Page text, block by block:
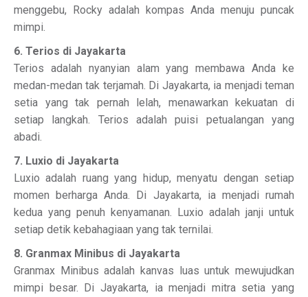
menggebu, Rocky adalah kompas Anda menuju puncak
mimpi.
6. Terios di Jayakarta
Terios adalah nyanyian alam yang membawa Anda ke
medan-medan tak terjamah. Di Jayakarta, ia menjadi teman
setia yang tak pernah lelah, menawarkan kekuatan di
setiap langkah. Terios adalah puisi petualangan yang
abadi.
7. Luxio di Jayakarta
Luxio adalah ruang yang hidup, menyatu dengan setiap
momen berharga Anda. Di Jayakarta, ia menjadi rumah
kedua yang penuh kenyamanan. Luxio adalah janji untuk
setiap detik kebahagiaan yang tak ternilai.
8. Granmax Minibus di Jayakarta
Granmax Minibus adalah kanvas luas untuk mewujudkan
mimpi besar. Di Jayakarta, ia menjadi mitra setia yang